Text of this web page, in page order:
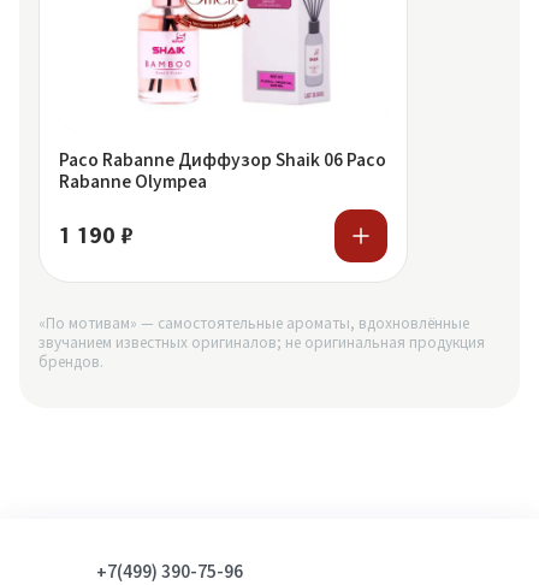
Paco Rabanne Диффузор Shaik 06 Paco
Rabanne Olympea
1 190 ₽
«По мотивам» — самостоятельные ароматы, вдохновлённые
звучанием известных оригиналов; не оригинальная продукция
брендов.
+7(499) 390-75-96